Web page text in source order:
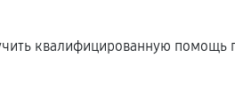
квалифицированную